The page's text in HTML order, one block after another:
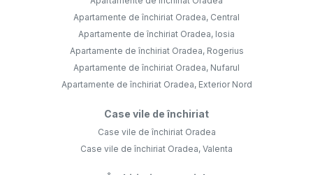
Apartamente de închiriat Oradea, Central
Apartamente de închiriat Oradea, Iosia
Apartamente de închiriat Oradea, Rogerius
Apartamente de închiriat Oradea, Nufarul
Apartamente de închiriat Oradea, Exterior Nord
Case vile de închiriat
Case vile de închiriat Oradea
Case vile de închiriat Oradea, Valenta